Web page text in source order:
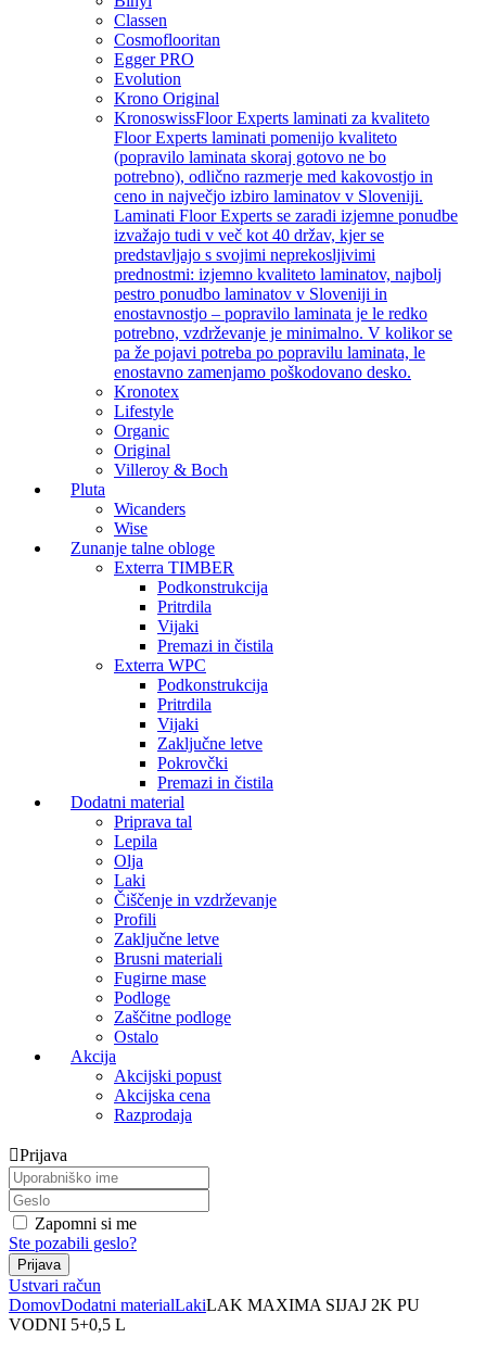
Classen
Cosmoflooritan
Egger PRO
Evolution
Krono Original
KronoswissFloor Experts laminati za kvaliteto
Floor Experts laminati pomenijo kvaliteto
(popravilo laminata skoraj gotovo ne bo
potrebno), odlično razmerje med kakovostjo in
ceno in največjo izbiro laminatov v Sloveniji.
Laminati Floor Experts se zaradi izjemne ponudbe
izvažajo tudi v več kot 40 držav, kjer se
predstavljajo s svojimi neprekosljivimi
prednostmi: izjemno kvaliteto laminatov, najbolj
pestro ponudbo laminatov v Sloveniji in
enostavnostjo – popravilo laminata je le redko
potrebno, vzdrževanje je minimalno. V kolikor se
pa že pojavi potreba po popravilu laminata, le
enostavno zamenjamo poškodovano desko.
Kronotex
Lifestyle
Organic
Original
Villeroy & Boch
Pluta
Wicanders
Wise
Zunanje talne obloge
Exterra TIMBER
Podkonstrukcija
Pritrdila
Vijaki
Premazi in čistila
Exterra WPC
Podkonstrukcija
Pritrdila
Vijaki
Zaključne letve
Pokrovčki
Premazi in čistila
Dodatni material
Priprava tal
Lepila
Olja
Laki
Čiščenje in vzdrževanje
Profili
Zaključne letve
Brusni materiali
Fugirne mase
Podloge
Zaščitne podloge
Ostalo
Akcija
Akcijski popust
Akcijska cena
Razprodaja
Prijava
Zapomni si me
Ste pozabili geslo?
Ustvari račun
DomovDodatni materialLakiLAK MAXIMA SIJAJ 2K PU
VODNI 5+0,5 L